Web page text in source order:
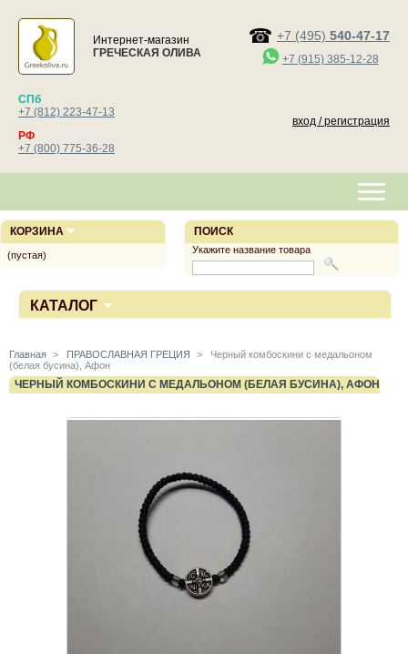
Интернет-магазин
ГРЕЧЕСКАЯ ОЛИВА
+7 (495) 540-47-17
+7 (915) 385-12-28
СПб
+7 (812) 223-47-13
РФ
+7 (800) 775-36-28
вход / регистрация
КАТАЛОГ
Главная > ПРАВОСЛАВНАЯ ГРЕЦИЯ >
Черный комбоскини с медальоном
(белая бусина), Афон
ЧЕРНЫЙ КОМБОСКИНИ С МЕДАЛЬОНОМ (БЕЛАЯ БУСИНА), АФОН
ПОИСК
Укажите название товара
КОРЗИНА
(пустая)